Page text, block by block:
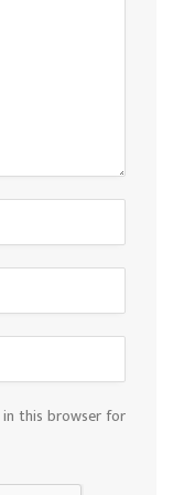
in this browser for